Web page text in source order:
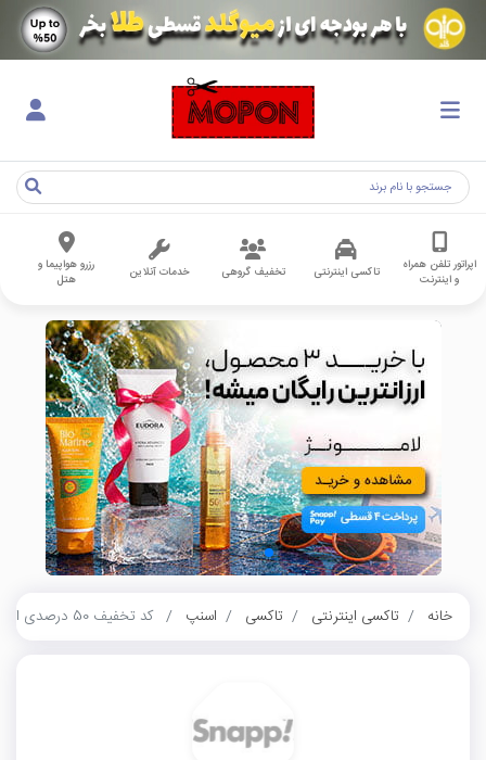
اپراتور تلفن همراه
و اینترنت
تاکسی اینترنتی تخفیف گروهی خدمات آنلاین
رزرو هواپیما و
هتل
خانه تاکسی اینترنتی تاکسی اسنپ کد تخفیف 50 درصدی اسنپ